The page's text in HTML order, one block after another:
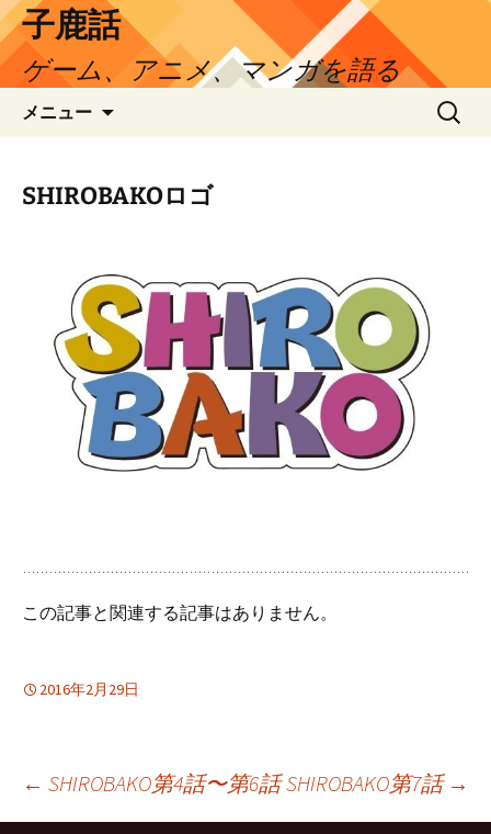
コ
ン
テ
ン
へ
子鹿話
ゲーム、アニメ、マンガを語る
メニュー
検
索:
SHIROBAKOロゴ
この記事と関連する記事はありません。
2016年2月29日
投
← SHIROBAKO第4話〜第6話 SHIROBAKO第7話 →